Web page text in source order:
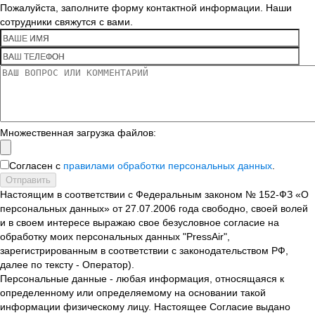
Пожалуйста, заполните форму контактной информации. Наши
сотрудники свяжутся с вами.
Множественная загрузка файлов:
Согласен с правилами обработки персональных данных
Отправить
Настоящим в соответствии с Федеральным законом № 152-ФЗ «О
персональных данных» от 27.07.2006 года свободно, своей волей
и в своем интересе выражаю свое безусловное согласие на
обработку моих персональных данных "PressAir",
зарегистрированным в соответствии с законодательством РФ,
далее по тексту - Оператор).
Персональные данные - любая информация, относящаяся к
определенному или определяемому на основании такой
информации физическому лицу. Настоящее Согласие выдано